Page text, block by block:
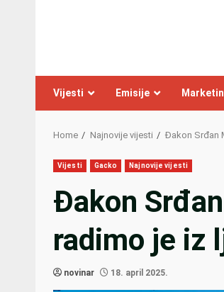
Vijesti Emisije
Home Najnovije vijesti Đakon Srđan
Vijesti Gacko Najnovije vijesti
Đakon
radimo je iz
novinar 18. april 2025.